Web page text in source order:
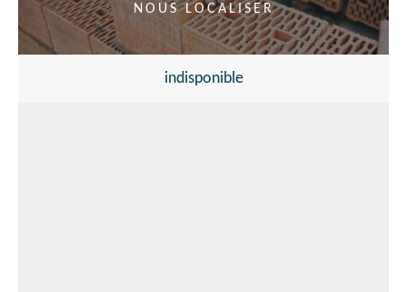
NOUS LOCALISER
indisponible